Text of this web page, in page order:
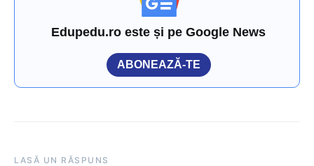
Edupedu.ro este și pe Google News
ABONEAZĂ-TE
LASĂ UN RĂSPUNS